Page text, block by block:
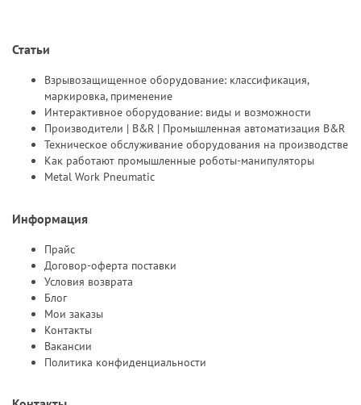
Статьи
Взрывозащищенное оборудование: классификация,
маркировка, применение
Интерактивное оборудование: виды и возможности
Производители | B&R | Промышленная автоматизация B&R
Техническое обслуживание оборудования на производстве
Как работают промышленные роботы-манипуляторы
Metal Work Pneumatic
Информация
Прайс
Договор-оферта поставки
Условия возврата
Блог
Мои заказы
Контакты
Вакансии
Политика конфиденциальности